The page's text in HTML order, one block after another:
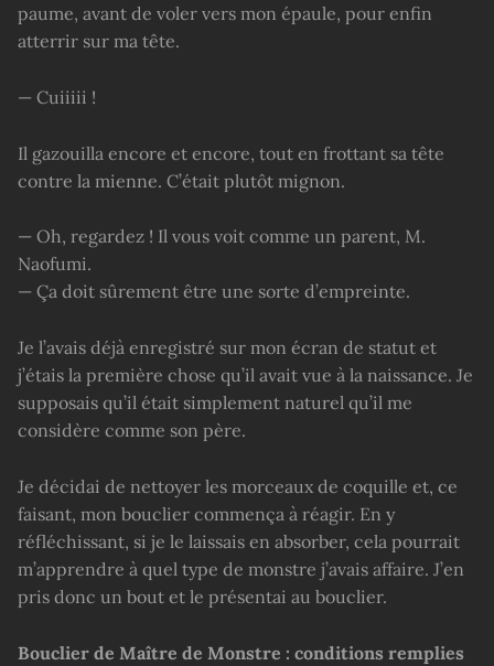
paume, avant de voler vers mon épaule, pour enfin
atterrir sur ma tête.
— Cuiiiii !
Il gazouilla encore et encore, tout en frottant sa tête
contre la mienne. C’était plutôt mignon.
— Oh, regardez ! Il vous voit comme un parent, M.
Naofumi.
— Ça doit sûrement être une sorte d’empreinte.
Je l’avais déjà enregistré sur mon écran de statut et
j’étais la première chose qu’il avait vue à la naissance. Je
supposais qu’il était simplement naturel qu’il me
considère comme son père.
Je décidai de nettoyer les morceaux de coquille et, ce
faisant, mon bouclier commença à réagir. En y
réfléchissant, si je le laissais en absorber, cela pourrait
m’apprendre à quel type de monstre j’avais affaire. J’en
pris donc un bout et le présentai au bouclier.
Bouclier de Maître de Monstre : conditions remplies